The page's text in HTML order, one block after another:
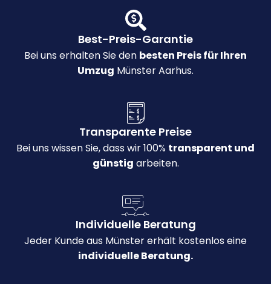
Best-Preis-Garantie
Bei uns erhalten Sie den besten Preis für Ihren
Umzug Münster Aarhus.
Transparente Preise
Bei uns wissen Sie, dass wir 100% transparent und
günstig arbeiten.
Individuelle Beratung
Jeder Kunde aus Münster erhält kostenlos eine
individuelle Beratung.